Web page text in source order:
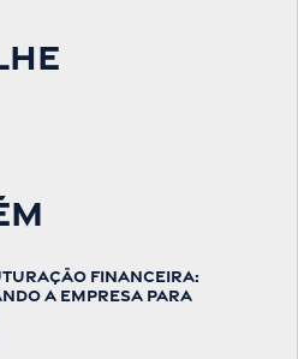
financeira:
a empresa para